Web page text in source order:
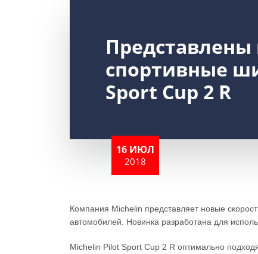
спортивные
Sport Cup 2 R
16 ИЮЛ
2018
Компания Michelin представляет новые
автомобилей. Новинка разработана для
Michelin Pilot Sport Cup 2 R оптимально